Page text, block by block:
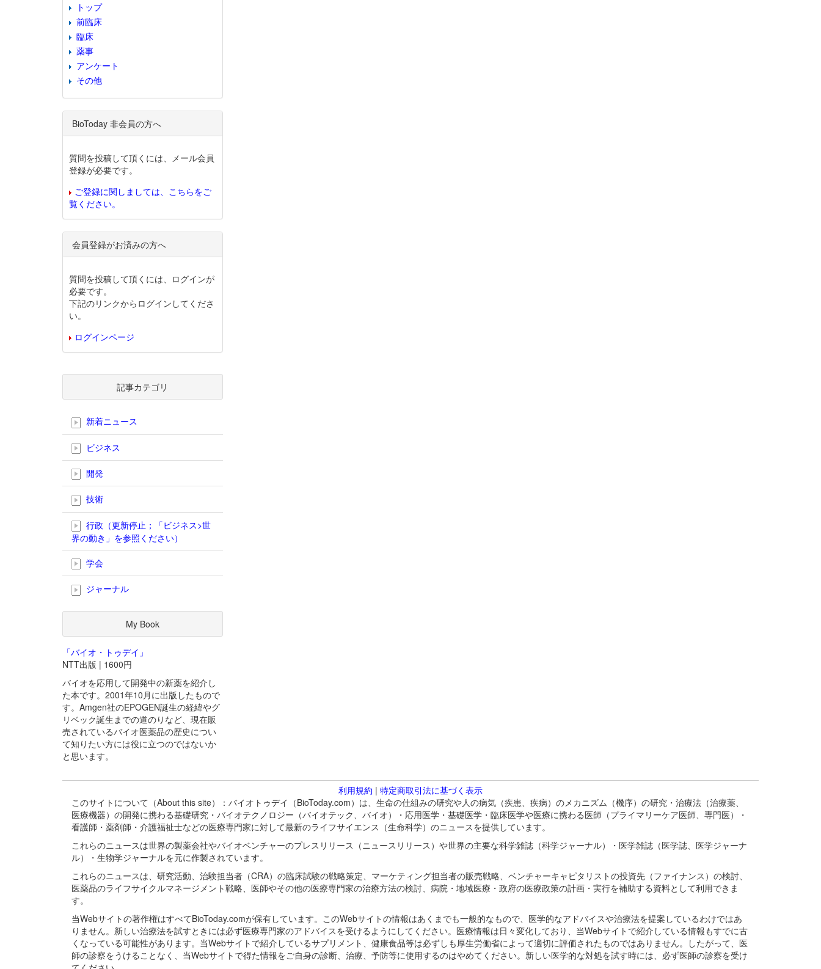
トップ
前臨床
臨床
薬事
アンケート
その他
BioToday 非会員の方へ
質問を投稿して頂くには、メール会員
登録が必要です。
ご登録に関しましては、こちらをご
覧ください。
会員登録がお済みの方へ
質問を投稿して頂くには、ログインが
必要です。
下記のリンクからログインしてくださ
い。
ログインページ
記事カテゴリ
新着ニュース
ビジネス
開発
技術
行政（更新停止；「ビジネス>世
界の動き」を参照ください）
学会
ジャーナル
My Book
「バイオ・トゥデイ」
NTT出版 | 1600円
バイオを応用して開発中の新薬を紹介し
た本です。2001年10月に出版したもので
す。Amgen社のEPOGEN誕生の経緯やグ
リベック誕生までの道のりなど、現在販
売されているバイオ医薬品の歴史につい
て知りたい方には役に立つのではないか
と思います。
利用規約 | 特定商取引法に基づく表示
このサイトについて（About this site）：バイオトゥデイ（BioToday.com）は、生命の仕組みの研究や人の病気（疾患、疾病）のメカニズム（機序）の研究・治療法（治療薬、
医療機器）の開発に携わる基礎研究・バイオテクノロジー（バイオテック、バイオ）・応用医学・基礎医学・臨床医学や医療に携わる医師（プライマリーケア医師、専門医）・
看護師・薬剤師・介護福祉士などの医療専門家に対して最新のライフサイエンス（生命科学）のニュースを提供しています。
これらのニュースは世界の製薬会社やバイオベンチャーのプレスリリース（ニュースリリース）や世界の主要な科学雑誌（科学ジャーナル）・医学雑誌（医学誌、医学ジャーナ
ル）・生物学ジャーナルを元に作製されています。
これらのニュースは、研究活動、治験担当者（CRA）の臨床試験の戦略策定、マーケティング担当者の販売戦略、ベンチャーキャピタリストの投資先（ファイナンス）の検討、
医薬品のライフサイクルマネージメント戦略、医師やその他の医療専門家の治療方法の検討、病院・地域医療・政府の医療政策の計画・実行を補助する資料として利用できま
す。
当Webサイトの著作権はすべてBioToday.comが保有しています。このWebサイトの情報はあくまでも一般的なもので、医学的なアドバイスや治療法を提案しているわけではあ
りません。新しい治療法を試すときには必ず医療専門家のアドバイスを受けるようにしてください。医療情報は日々変化しており、当Webサイトで紹介している情報もすでに古
くなっている可能性があります。当Webサイトで紹介しているサプリメント、健康食品等は必ずしも厚生労働省によって適切に評価されたものではありません。したがって、医
師の診察をうけることなく、当Webサイトで得た情報をご自身の診断、治療、予防等に使用するのはやめてください。新しい医学的な対処を試す時には、必ず医師の診察を受け